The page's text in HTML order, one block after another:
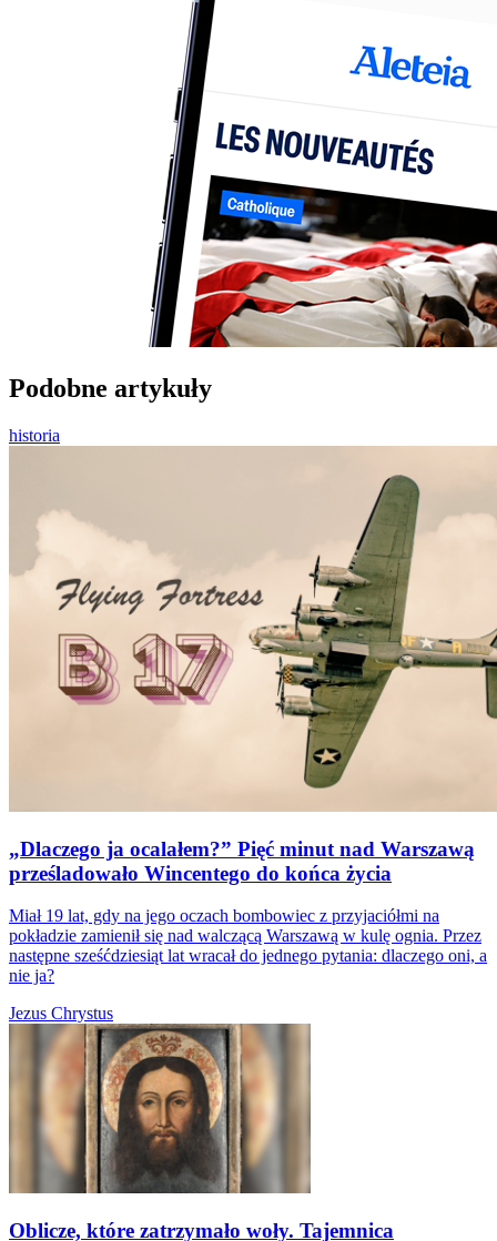
Podobne artykuły
historia
„Dlaczego ja ocalałem?” Pięć minut nad Warszawą
prześladowało Wincentego do końca życia
Miał 19 lat, gdy na jego oczach bombowiec z przyjaciółmi na
pokładzie zamienił się nad walczącą Warszawą w kulę ognia. Przez
następne sześćdziesiąt lat wracał do jednego pytania: dlaczego oni, a
nie ja?
Jezus Chrystus
Oblicze, które zatrzymało woły. Tajemnica